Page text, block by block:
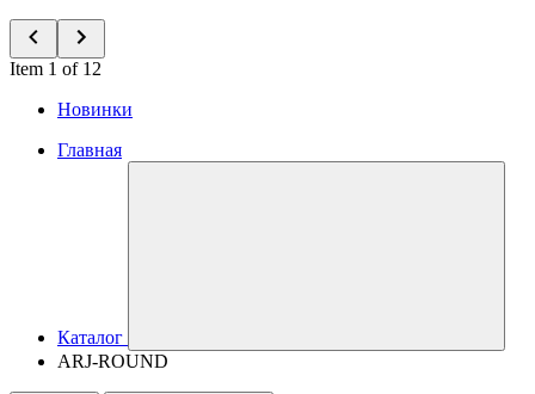
Item 1 of 12
Новинки
Главная
Каталог
ARJ-ROUND